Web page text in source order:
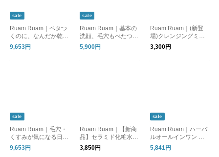
sale
Ruam Ruam｜ベタつ
くのに、なんだか乾く
肌に。落とす×うるお
す基本セット
9,653円
sale
Ruam Ruam｜基本の
洗顔、毛穴もべたつき
もスッキリ。｜SUMM
ER SALE
5,900円
Ruam Ruam｜(新登
場)クレンジングミル
ク
3,300円
sale
Ruam Ruam｜毛穴・
くすみが気になる日
に。落とす×うるおす
基本セット。
9,653円
Ruam Ruam｜【新商
品】セラミド化粧水
モイストプラスローシ
ョン
3,850円
sale
Ruam Ruam｜ハーバ
ルオールインワン ダ
ブルエッセンス
5,841円